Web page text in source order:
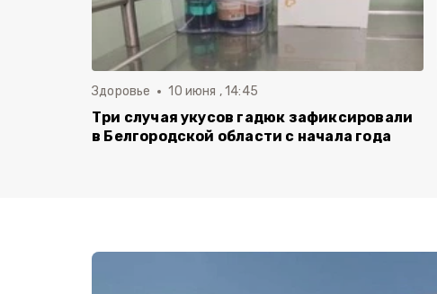
Здоровье 10 июня , 14:45
Три случая укусов гадюк зафиксировали
в Белгородской области с начала года